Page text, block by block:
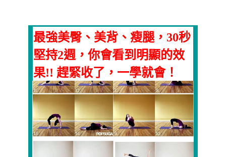
最強美臀、美背、瘦腿，30秒
堅持2週，你會看到明顯的效
果!! 趕緊收了，一學就會！